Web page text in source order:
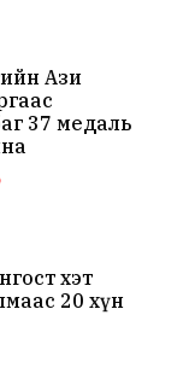
Ази
37 медаль
хэт
20 хүн